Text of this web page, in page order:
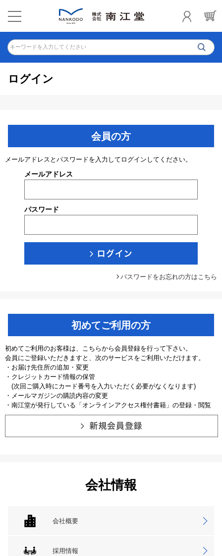
キーワードを入力してください
ログイン
会員の方
メールアドレスとパスワードを入力してログインしてください。
メールアドレス
パスワード
パスワードをお忘れの方はこちら
初めてご利用の方
初めてご利用のお客様は、こちらから会員登録を行って下さい。
会員にご登録いただきますと、次のサービスをご利用いただけます。
・お届け先住所の追加・変更
・クレジットカード情報の保管
(次回ご購入時にカード番号を入力いただく必要がなくなります)
・メールマガジンの購読内容の変更
・南江堂が発行している「オンラインアクセス権付書籍」の登録・閲覧
会社情報
会社概要
採用情報